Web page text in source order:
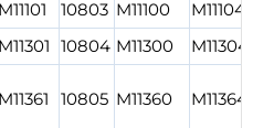
M11101 10803 M11100 M11104
M11301 10804 M11300 M11304
M11361 10805 M11360 M11364